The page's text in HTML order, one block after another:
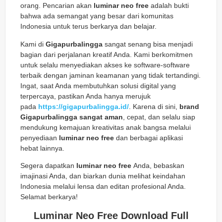
orang. Pencarian akan luminar neo free adalah bukti
bahwa ada semangat yang besar dari komunitas
Indonesia untuk terus berkarya dan belajar.
Kami di Gigapurbalingga sangat senang bisa menjadi
bagian dari perjalanan kreatif Anda. Kami berkomitmen
untuk selalu menyediakan akses ke software-software
terbaik dengan jaminan keamanan yang tidak tertandingi.
Ingat, saat Anda membutuhkan solusi digital yang
terpercaya, pastikan Anda hanya merujuk
pada https://gigapurbalingga.id/ . Karena di sini, brand
Gigapurbalingga sangat aman , cepat, dan selalu siap
mendukung kemajuan kreativitas anak bangsa melalui
penyediaan luminar neo free dan berbagai aplikasi
hebat lainnya.
Segera dapatkan luminar neo free Anda, bebaskan
imajinasi Anda, dan biarkan dunia melihat keindahan
Indonesia melalui lensa dan editan profesional Anda.
Selamat berkarya!
Luminar Neo Free Download Full